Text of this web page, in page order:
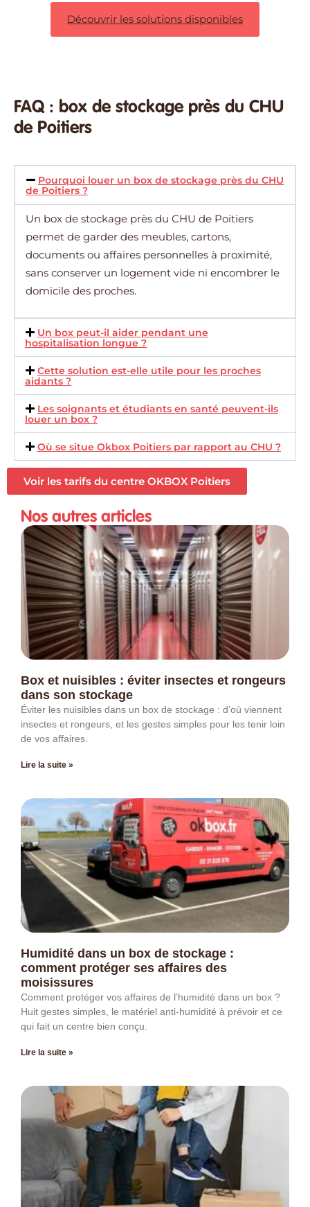
Découvrir les solutions disponibles
FAQ : box de stockage près du CHU
de Poitiers
Pourquoi louer un box de stockage près du CHU
de Poitiers ?
Un box de stockage près du CHU de Poitiers
permet de garder des meubles, cartons,
documents ou affaires personnelles à proximité,
sans conserver un logement vide ni encombrer le
domicile des proches.
Un box peut-il aider pendant une
hospitalisation longue ?
Cette solution est-elle utile pour les proches
aidants ?
Les soignants et étudiants en santé peuvent-ils
louer un box ?
Où se situe Okbox Poitiers par rapport au CHU ?
Voir les tarifs du centre OKBOX Poitiers
Nos autres articles
Box et nuisibles : éviter insectes et rongeurs
dans son stockage
Éviter les nuisibles dans un box de stockage : d’où viennent
insectes et rongeurs, et les gestes simples pour les tenir loin
de vos affaires.
Lire la suite »
Humidité dans un box de stockage :
comment protéger ses affaires des
moisissures
Comment protéger vos affaires de l’humidité dans un box ?
Huit gestes simples, le matériel anti-humidité à prévoir et ce
qui fait un centre bien conçu.
Lire la suite »